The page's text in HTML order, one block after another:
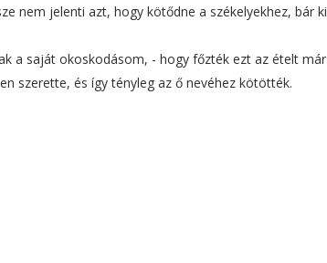
nem jelenti azt, hogy kötődne a székelyekhez, bár ki
a saját okoskodásom, - hogy főzték ezt az ételt már
szerette, és így tényleg az ő nevéhez kötötték.